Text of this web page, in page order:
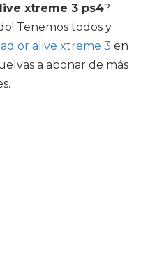
xtreme 3 ps4?
Tenemos todos y
or alive xtreme 3 en
a abonar de más